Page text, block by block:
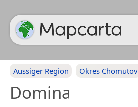
Aussiger Region Okres Chomutov
Domina